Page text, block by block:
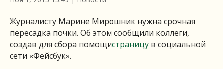
Журналисту Марине Мирошник нужна срочная
пересадка почки. Об этом сообщили коллеги,
создав для сбора помощистраницу в социальной
сети «Фейсбук».